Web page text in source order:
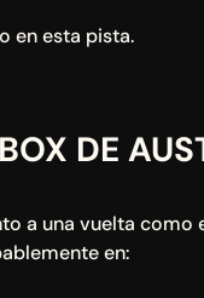
en esta pista.
DE
a una vuelta como
en: